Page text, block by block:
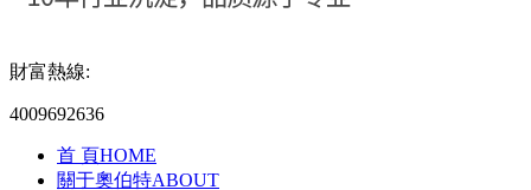
財富熱線:
4009692636
首 頁HOME
關于奧伯特ABOUT